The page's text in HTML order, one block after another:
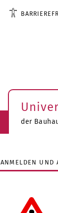
der
ANMELDEN UND